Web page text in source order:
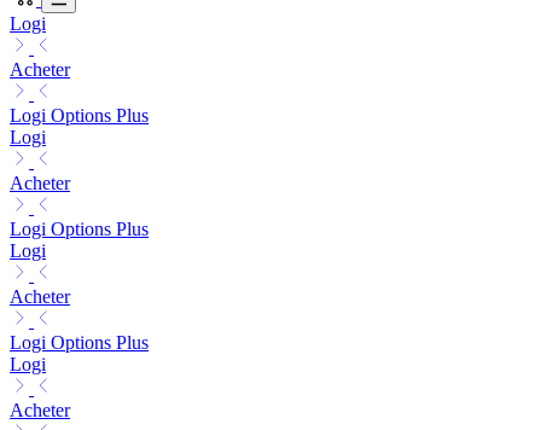
Logi
Acheter
Logi Options Plus
Logi
Acheter
Logi Options Plus
Logi
Acheter
Logi Options Plus
Logi
Acheter